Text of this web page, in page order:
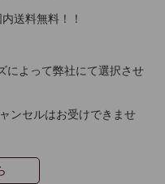
送料無料！！
によって弊社にて選択させ
ンセルはお受けできませ